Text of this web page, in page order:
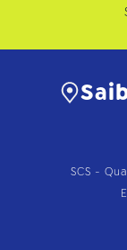
SCS -